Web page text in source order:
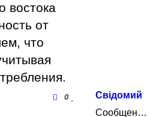
востока
от
что
Свідомий
Сообщения:
0